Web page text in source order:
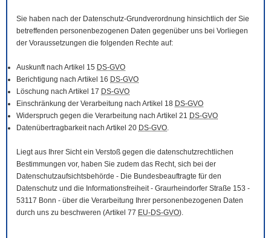
Sie haben nach der Datenschutz-Grundverordnung hinsichtlich der Sie
betreffenden personenbezogenen Daten gegenüber uns bei Vorliegen
der Voraussetzungen die folgenden Rechte auf:
Auskunft nach Artikel 15 DS-GVO
Berichtigung nach Artikel 16 DS-GVO
Löschung nach Artikel 17 DS-GVO
Einschränkung der Verarbeitung nach Artikel 18 DS-GVO
Widerspruch gegen die Verarbeitung nach Artikel 21 DS-GVO
Datenübertragbarkeit nach Artikel 20 DS-GVO.
Liegt aus Ihrer Sicht ein Verstoß gegen die datenschutzrechtlichen
Bestimmungen vor, haben Sie zudem das Recht, sich bei der
Datenschutzaufsichtsbehörde - Die Bundesbeauftragte für den
Datenschutz und die Informationsfreiheit - Graurheindorfer Straße 153 -
53117 Bonn - über die Verarbeitung Ihrer personenbezogenen Daten
durch uns zu beschweren (Artikel 77 EU-DS-GVO).